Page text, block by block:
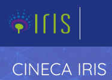
CINECA IRIS